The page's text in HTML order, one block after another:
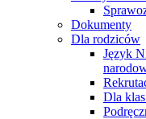
Dokumenty
Dla rodziców
Język
Dla